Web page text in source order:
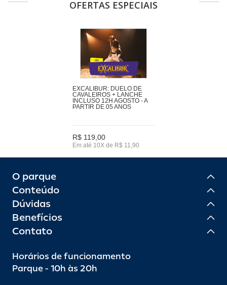
OFERTAS ESPECIAIS
EXCALIBUR: DUELO DE
CAVALEIROS + LANCHE
INCLUSO 12H AGOSTO - A
PARTIR DE 05 ANOS
R$ 119,00
Em até 10X de R$ 11,90
O parque
Conteúdo
Dúvidas
Benefícios
Contato
Horários de funcionamento
Parque - 10h às 20h